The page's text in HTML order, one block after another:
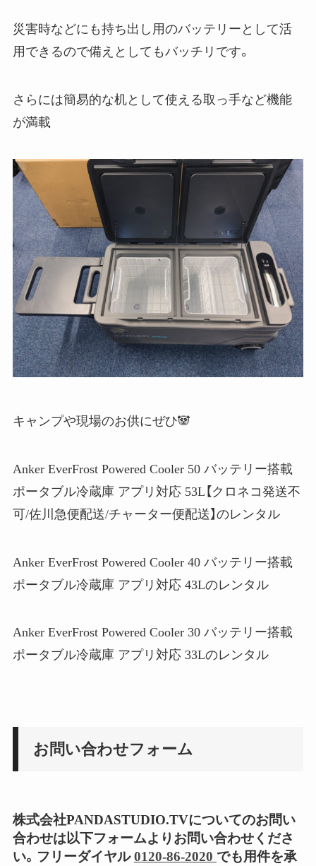
災害時などにも持ち出し用のバッテリーとして活
用できるので備えとしてもバッチリです。
さらには簡易的な机として使える取っ手など機能
が満載
キャンプや現場のお供にぜひ🐼
Anker EverFrost Powered Cooler 50 バッテリー搭載
ポータブル冷蔵庫 アプリ対応 53L【クロネコ発送不
可/佐川急便配送/チャーター便配送】のレンタル
Anker EverFrost Powered Cooler 40 バッテリー搭載
ポータブル冷蔵庫 アプリ対応 43Lのレンタル
Anker EverFrost Powered Cooler 30 バッテリー搭載
ポータブル冷蔵庫 アプリ対応 33Lのレンタル
お問い合わせフォーム
株式会社PANDASTUDIO.TVについてのお問い
合わせは以下フォームよりお問い合わせくださ
い。フリーダイヤル0120-86-2020 でも用件を承